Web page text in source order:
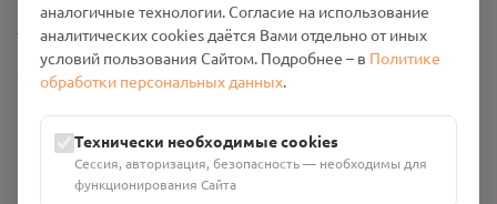
Общество с ограниченной ответственностью «Смоленский
ИНН: 6700029207 ОГРН: 1256700001986
Юридический адрес: 216790, Смоленская область, р-н
Руднянский, г. Рудня, улица Западная, д. 26А, пом. 18
Номер счёта: 40702810901130004287 в АО "АЛЬФА-БАНК"
аналогичные технологии. Согласие на использование
аналитических cookies даётся Вами отдельно от иных
условий пользования Сайтом. Подробнее – в Политике
обработки персональных данных.
Технически необходимые cookies
Сессия, авторизация, безопасность — необходимы для
функционирования Сайта